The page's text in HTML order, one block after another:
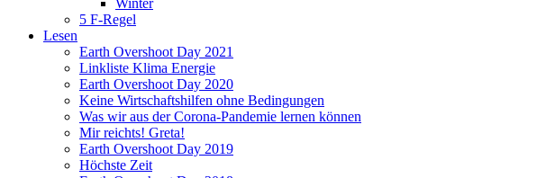
5 F-Regel
Lesen
Earth Overshoot Day 2021
Linkliste Klima Energie
Earth Overshoot Day 2020
Keine Wirtschaftshilfen ohne Bedingungen
Was wir aus der Corona-Pandemie lernen können
Mir reichts! Greta!
Earth Overshoot Day 2019
Höchste Zeit